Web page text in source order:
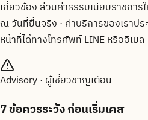
เกี่ยวข้อง ส่วนค่าธรรมเนียมราชกา
ณ วันที่ยื่นจริง · ค่าบริการของเราปร
หน้าที่ได้ทางโทรศัพท์ LINE หรืออีเมล
Advisory · ผู้เชี่ยวชาญเตือน
7ข้อควรระวัง ก่อนเริ่มเคส